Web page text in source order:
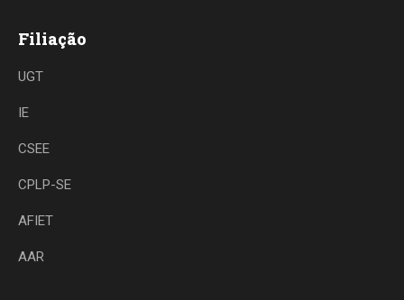
Filiação
UGT
IE
CSEE
CPLP-SE
AFIET
AAR